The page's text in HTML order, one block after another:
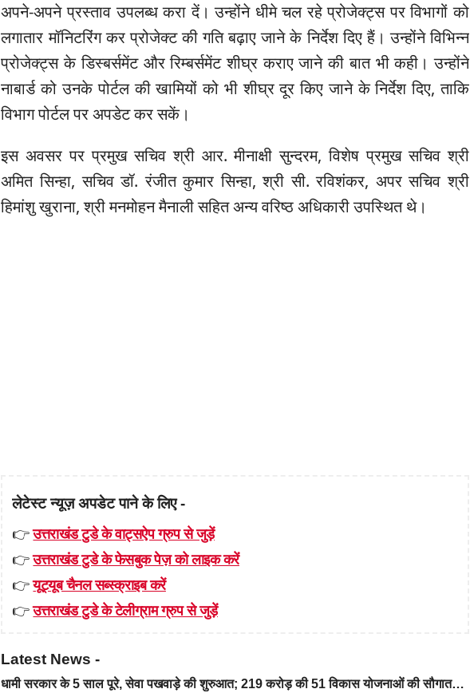
अपने-अपने प्रस्ताव उपलब्ध करा दें। उन्होंने धीमे चल रहे प्रोजेक्ट्स पर विभागों को
लगातार मॉनिटरिंग कर प्रोजेक्ट की गति बढ़ाए जाने के निर्देश दिए हैं। उन्होंने विभिन्न
प्रोजेक्ट्स के डिस्बर्समेंट और रिम्बर्समेंट शीघ्र कराए जाने की बात भी कही। उन्होंने
नाबार्ड को उनके पोर्टल की खामियों को भी शीघ्र दूर किए जाने के निर्देश दिए, ताकि
विभाग पोर्टल पर अपडेट कर सकें।
इस अवसर पर प्रमुख सचिव श्री आर. मीनाक्षी सुन्दरम, विशेष प्रमुख सचिव श्री
अमित सिन्हा, सचिव डॉ. रंजीत कुमार सिन्हा, श्री सी. रविशंकर, अपर सचिव श्री
हिमांशु खुराना, श्री मनमोहन मैनाली सहित अन्य वरिष्ठ अधिकारी उपस्थित थे।
लेटेस्ट न्यूज़ अपडेट पाने के लिए -
👉उत्तराखंड टुडे के वाट्सऐप ग्रुप से जुड़ें
👉उत्तराखंड टुडे के फेसबुक पेज़ को लाइक करें
👉यूट्यूब चैनल सब्स्क्राइब करें
👉उत्तराखंड टुडे के टेलीग्राम ग्रुप से जुड़ें
Latest News -
धामी सरकार के 5 साल पूरे, सेवा पखवाड़े की शुरुआत; 219 करोड़ की 51 विकास योजनाओं की सौगात…